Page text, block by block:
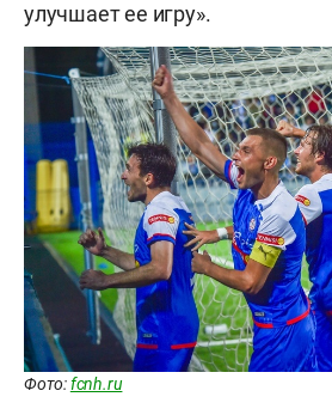
улучшает ее игру».
Фото:fcnh.ru